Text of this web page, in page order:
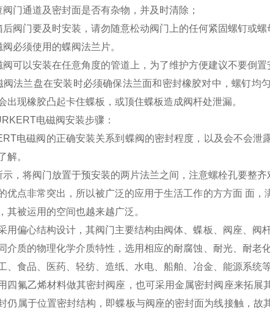
阀门通道及密封面是否有杂物，并及时清除；
后阀门要及时安装，请勿随意松动阀门上的任何紧固螺钉或螺
阀必须使用的蝶阀法兰片。
阀可以安装在任意角度的管道上，为了维护方便建议不要倒置
阀法兰盘在安装时必须确保法兰面和密封橡胶对中，螺钉均
出现橡胶凸起卡住蝶板，或顶住蝶板造成阀杆处泄漏。
电磁阀安装步骤：
电磁阀的正确安装关系到蝶阀的密封程度，以及会不会
解。
示，将阀门放置于预安装的两片法兰之间，注意螺栓孔要整齐
优点非常突出，所以被广泛的应用于生活工作的方方面 面
其被运用的空间也越来越广泛。
用偏心结构设计，其阀门主要结构由阀体、蝶板、阀座、阀
介质的物理化学介质特性，选用相应的耐腐蚀、耐光、耐老
、食品、医药、轻纺、造纸、水电、船舶、冶金、能源系统
四氟乙烯材料做其密封阀座，也可采用金属密封阀座来拓
仍属于位置密封结构，即蝶板与阀座的密封面为线接触，